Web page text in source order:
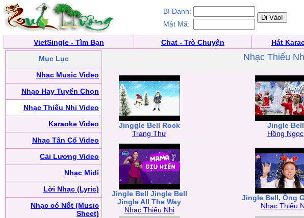
Bí Danh:
Mật Mã:
VietSingle - Tìm Bạn Chat - Trò Chuyện Hát
Mục Lục
Nhạc Music Video
Nhạc Hay Tuyển Chọn
Nhạc Thiếu Nhi Video
Karaoke Video
Nhạc Tân Cổ Video
Cải Lương Video
Nhạc Midi
Lời Nhạc (Lyric)
Nhạc có Nốt (Music
Sheet)
Nhạc Thiếu
Jinggle Bell Rock
Trang Thư
Jingle Bell
Hồng Ngọc
Jingle Bell Jingle Bell
Jingle All The Way
Nhạc Thiếu Nhi
Jingle Bell, Ông
Nhạc Thiếu